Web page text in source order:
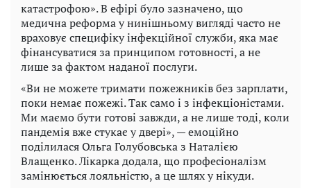
катастрофою». В ефірі було зазначено, що
медична реформа у нинішньому вигляді часто не
враховує специфіку інфекційної служби, яка має
фінансуватися за принципом готовності, а не
лише за фактом наданої послуги.
«Ви не можете тримати пожежників без зарплати,
поки немає пожежі. Так само і з інфекціоністами.
Ми маємо бути готові завжди, а не лише тоді, коли
пандемія вже стукає у двері», — емоційно
поділилася Ольга Голубовська з Наталією
Влащенко. Лікарка додала, що професіоналізм
замінюється лояльністю, а це шлях у нікуди.